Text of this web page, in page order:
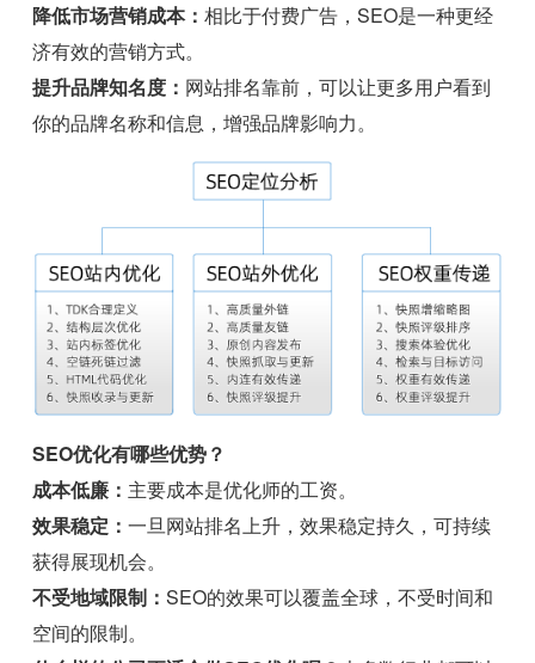
降低市场营销成本：相比于付费广告，SEO是一种更经
济有效的营销方式。
提升品牌知名度： 网站排名靠前，可以让更多用户看到
你的品牌名称和信息，增强品牌影响力。
SEO优化有哪些优势？
成本低廉： 主要成本是优化师的工资。
效果稳定：一旦网站排名上升，效果稳定持久，可持续
获得展现机会。
不受地域限制：SEO的效果可以覆盖全球，不受时间和
空间的限制。